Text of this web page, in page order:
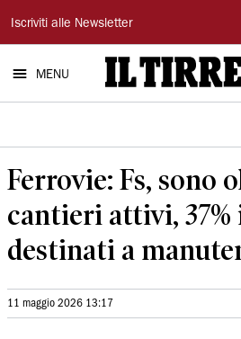
Il
Tirreno
Iscriviti alle Newsletter
MENU
Ferrovie: Fs, sono
cantieri attivi,
destinati a
11 maggio 2026 13:17